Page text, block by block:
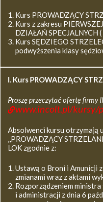
Kurs PROWADZĄCY
Kurs z zakresu
DZIAŁAŃ SPECJALNYCH
Kurs SĘDZIEGO
podwyższenia klasy
I. Kurs PROWADZĄCY
Proszę przeczytać ofertę firmy
www.incolt.pl/kursy/
Absolwenci kursu otrzymają
,,PROWADZĄCY
LOK zgodnie z:
Ustawą o Broni i Amunicji
zmianami wraz z aktami
Rozporządzeniem
i administracji z dnia 6